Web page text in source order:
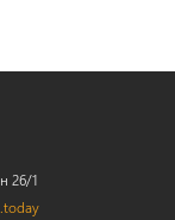
26/1